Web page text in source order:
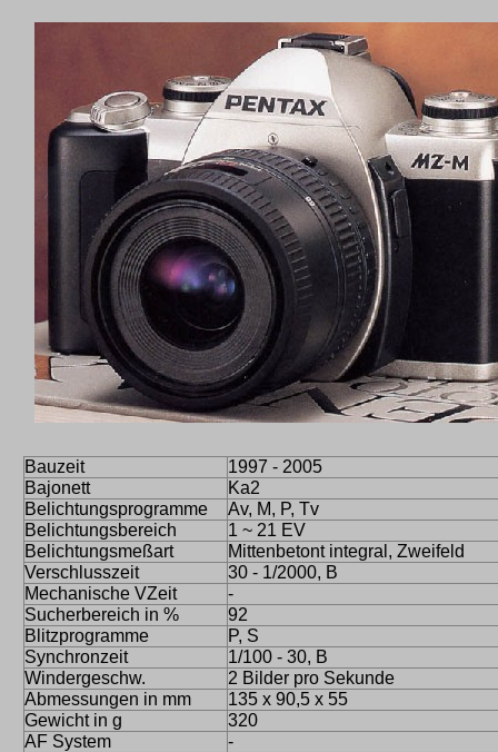
Bauzeit
1997 - 2005
Bajonett
Ka2
Belichtungsprogramme
Av, M, P, Tv
Belichtungsbereich
1 ~ 21 EV
Belichtungsmeßart
Mittenbetont integral, Zweifeld
Verschlusszeit
30 - 1/2000, B
Mechanische VZeit
-
Sucherbereich in %
92
Blitzprogramme
P, S
Synchronzeit
1/100 - 30, B
Windergeschw.
2 Bilder pro Sekunde
Abmessungen in mm
135 x 90,5 x 55
Gewicht in g
320
AF System
-